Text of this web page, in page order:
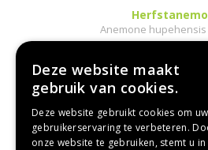
Anemone
Deze website maakt
gebruik van cookies.
Deze website gebruikt cookies om uw
gebruikerservaring te verbeteren.
onze website te gebruiken, stemt u